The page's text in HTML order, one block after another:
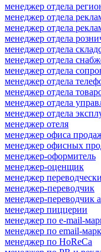
менеджер отдела
менеджер отдела
менеджер отдела
менеджер отдела
менеджер отдела
менеджер отдела
менеджер отдела
менеджер отдела
менеджер отдела
менеджер отдела
менеджер отдела
менеджер отеля
менеджер офиса
менеджер офисных
менеджер-оформитель
менеджер-оценщик
менеджер
менеджер-переводчик
менеджер-переводчик
менеджер пиццерии
менеджер по e-mail-
менеджер по email-
менеджер по HoReCa